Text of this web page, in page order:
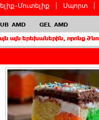
Մուտելիք Սպորտ
AMD GEL AMD
որոնց ծնողներից